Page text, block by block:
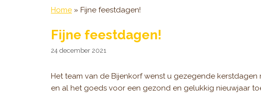
Home » Fijne feestdagen!
Fijne feestdagen!
24 december 2021
Het team van de Bijenkorf wenst u gezegende
en al het goeds voor een gezond en gelukkig nieuwjaar